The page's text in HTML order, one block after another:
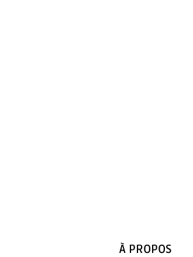
À PROPOS